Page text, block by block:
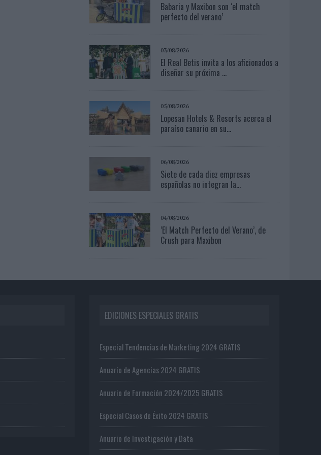
Babaria y Maxibon son ‘el match
perfecto del verano’
03/08/2026
El Real Betis invita a los aficionados a
diseñar su próxima ...
05/08/2026
Lopesan Hotels & Resorts acerca el
paraíso canario en su...
06/08/2026
Siete de cada diez empresas
españolas no integran la...
04/08/2026
‘El Match Perfecto del Verano’, de
Crush para Maxibon
EDICIONES ESPECIALES GRATIS
Especial Tendencias de Marketing 2024 GRATIS
Anuario de Agencias 2024 GRATIS
Anuario de Formación 2024/2025 GRATIS
Especial Casos de Éxito 2024 GRATIS
Anuario de Investigación y Data